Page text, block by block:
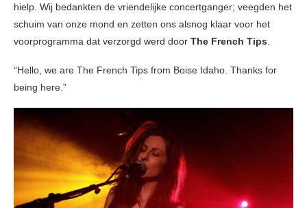
hielp. Wij bedankten de vriendelijke concertganger; veegden het
schuim van onze mond en zetten ons alsnog klaar voor het
voorprogramma dat verzorgd werd door The French Tips
“Hello, we are The French Tips from Boise Idaho. Thanks for
being here.”